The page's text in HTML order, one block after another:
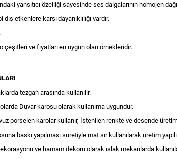
yansıtıcı özelliği sayesinde ses dalgalarının homojen
etkenlere karşı dayanıklılığı vardır.
çeşitleri ve fiyatları en uygun olan örnekleridir.
tezgah arasında kullanılır.
Duvar karosu olarak kullanıma uygundur.
porselen karolar kullanır, İstenilen renkte ve desende üretim
baskı yapılması suretiyle mat sır kullanılarak üretim
ve hamam dekoru olarak ıslak mekanlarda